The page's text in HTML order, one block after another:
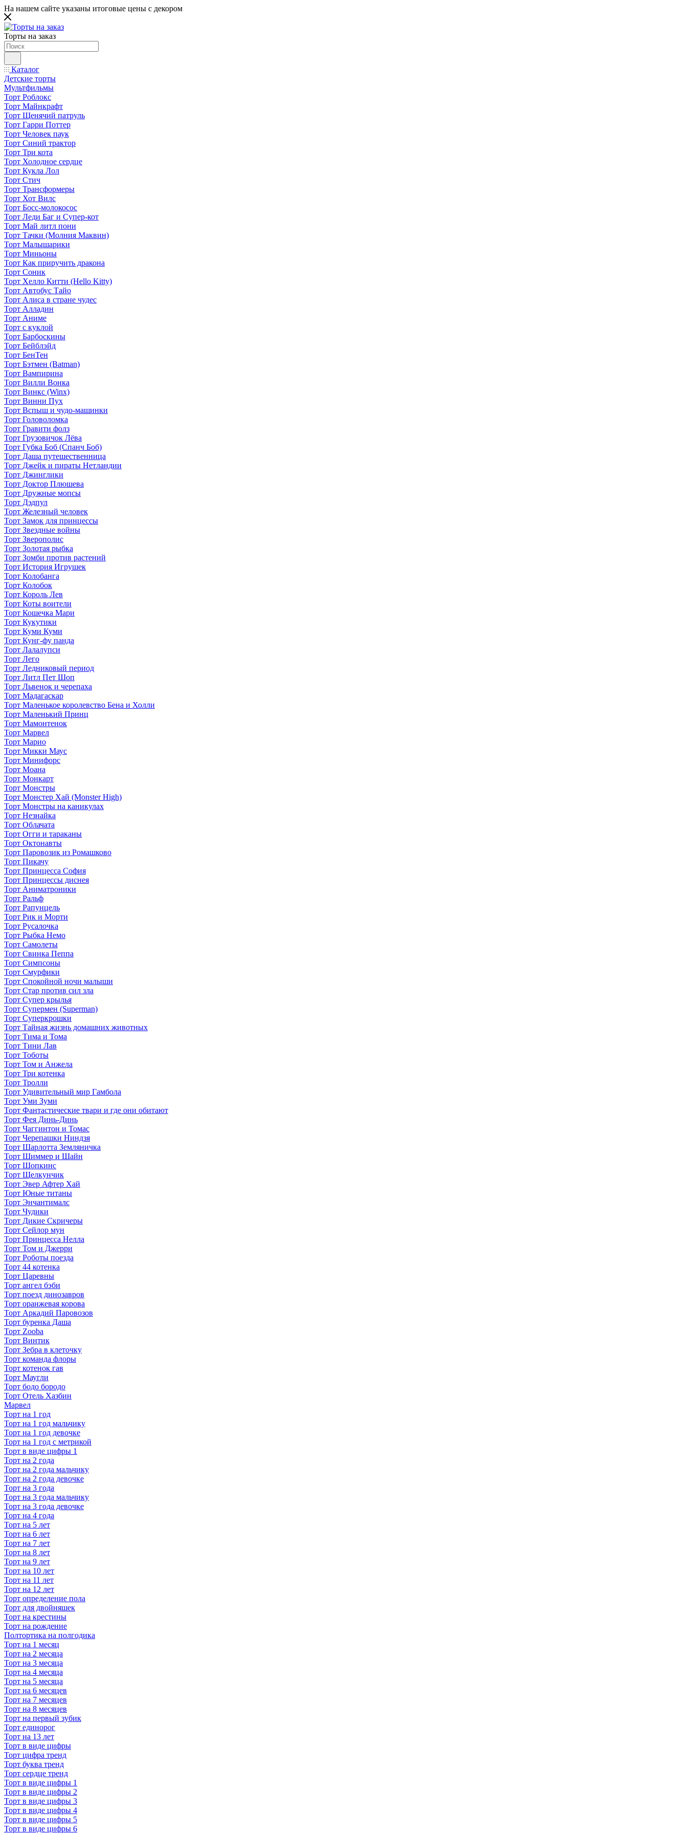
На нашем сайте указаны итоговые цены с декором
Торты на заказ
Каталог
Детские торты
Мультфильмы
Торт Роблокс
Торт Майнкрафт
Торт Щенячий патруль
Торт Гарри Поттер
Торт Человек паук
Торт Синий трактор
Торт Три кота
Торт Холодное сердце
Торт Кукла Лол
Торт Стич
Торт Трансформеры
Торт Хот Вилс
Торт Босс-молокосос
Торт Леди Баг и Супер-кот
Торт Май литл пони
Торт Тачки (Молния Маквин)
Торт Малышарики
Торт Миньоны
Торт Как приручить дракона
Торт Соник
Торт Хелло Китти (Hello Kitty)
Торт Автобус Тайо
Торт Алиса в стране чудес
Торт Алладин
Торт Аниме
Торт с куклой
Торт Барбоскины
Торт Бейблэйд
Торт БенТен
Торт Бэтмен (Batman)
Торт Вампирина
Торт Вилли Вонка
Торт Винкс (Winx)
Торт Винни Пух
Торт Вспыш и чудо-машинки
Торт Головоломка
Торт Гравити фолз
Торт Грузовичок Лёва
Торт Губка Боб (Спанч Боб)
Торт Даша путешественница
Торт Джейк и пираты Нетландии
Торт Джинглики
Торт Доктор Плюшева
Торт Дружные мопсы
Торт Дэдпул
Торт Железный человек
Торт Замок для принцессы
Торт Звездные войны
Торт Зверополис
Торт Золотая рыбка
Торт Зомби против растений
Торт История Игрушек
Торт Колобанга
Торт Колобок
Торт Король Лев
Торт Коты воители
Торт Кошечка Мари
Торт Кукутики
Торт Куми Куми
Торт Кунг-фу панда
Торт Лалалупси
Торт Лего
Торт Ледниковый период
Торт Литл Пет Шоп
Торт Львенок и черепаха
Торт Мадагаскар
Торт Маленькое королевство Бена и Холли
Торт Маленький Принц
Торт Мамонтенок
Торт Марвел
Торт Марио
Торт Микки Маус
Торт Минифорс
Торт Моана
Торт Монкарт
Торт Монстры
Торт Монстер Хай (Monster High)
Торт Монстры на каникулах
Торт Незнайка
Торт Облачата
Торт Огги и тараканы
Торт Октонавты
Торт Паровозик из Ромашково
Торт Пикачу
Торт Принцесса София
Торт Принцессы диснея
Торт Аниматроники
Торт Ральф
Торт Рапунцель
Торт Рик и Морти
Торт Русалочка
Торт Рыбка Немо
Торт Самолеты
Торт Свинка Пеппа
Торт Симпсоны
Торт Смурфики
Торт Спокойной ночи малыши
Торт Стар против сил зла
Торт Супер крылья
Торт Супермен (Superman)
Торт Суперкрошки
Торт Тайная жизнь домашних животных
Торт Тима и Тома
Торт Тини Лав
Торт Тоботы
Торт Том и Анжела
Торт Три котенка
Торт Тролли
Торт Удивительный мир Гамбола
Торт Уми Зуми
Торт Фантастические твари и где они обитают
Торт Фея Динь-Динь
Торт Чаггинтон и Томас
Торт Черепашки Ниндзя
Торт Шарлотта Земляничка
Торт Шиммер и Шайн
Торт Шопкинс
Торт Щелкунчик
Торт Эвер Афтер Хай
Торт Юные титаны
Торт Энчантималс
Торт Чудики
Торт Дикие Скричеры
Торт Сейлор мун
Торт Принцесса Нелла
Торт Том и Джерри
Торт Роботы поезда
Торт 44 котенка
Торт Царевны
Торт ангел бэби
Торт поезд динозавров
Торт оранжевая корова
Торт Аркадий Паровозов
Торт буренка Даша
Торт Zooba
Торт Винтик
Торт Зебра в клеточку
Торт команда флоры
Торт котенок гав
Торт Маугли
Торт бодо бородо
Торт Отель Хазбин
Марвел
Торт на 1 год
Торт на 1 год мальчику
Торт на 1 год девочке
Торт на 1 год с метрикой
Торт в виде цифры 1
Торт на 2 года
Торт на 2 года мальчику
Торт на 2 года девочке
Торт на 3 года
Торт на 3 года мальчику
Торт на 3 года девочке
Торт на 4 года
Торт на 5 лет
Торт на 6 лет
Торт на 7 лет
Торт на 8 лет
Торт на 9 лет
Торт на 10 лет
Торт на 11 лет
Торт на 12 лет
Торт определение пола
Торт для двойняшек
Торт на крестины
Торт на рождение
Полтортика на полгодика
Торт на 1 месяц
Торт на 2 месяца
Торт на 3 месяца
Торт на 4 месяца
Торт на 5 месяца
Торт на 6 месяцев
Торт на 7 месяцев
Торт на 8 месяцев
Торт на первый зубик
Торт единорог
Торт на 13 лет
Торт в виде цифры
Торт цифра тренд
Торт буква тренд
Торт сердце тренд
Торт в виде цифры 1
Торт в виде цифры 2
Торт в виде цифры 3
Торт в виде цифры 4
Торт в виде цифры 5
Торт в виде цифры 6